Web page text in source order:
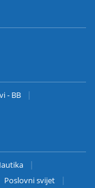
- BB
Poslovni svijet